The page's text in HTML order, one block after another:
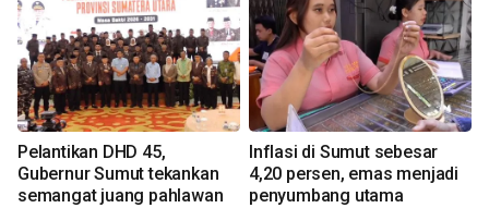
Pelantikan DHD 45,
Gubernur Sumut tekankan
semangat juang pahlawan
Inflasi di Sumut sebesar
4,20 persen, emas menjadi
penyumbang utama